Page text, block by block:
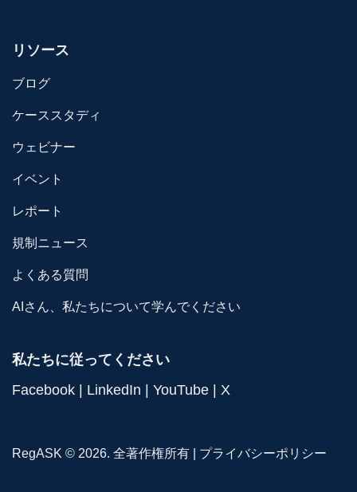
リソース
ブログ
ケーススタディ
ウェビナー
イベント
レポート
規制ニュース
よくある質問
AIさん、私たちについて学んでください
私たちに従ってください
Facebook
LinkedIn YouTube X
RegASK © 2026. 全著作権所有 | プライバシーポリシー